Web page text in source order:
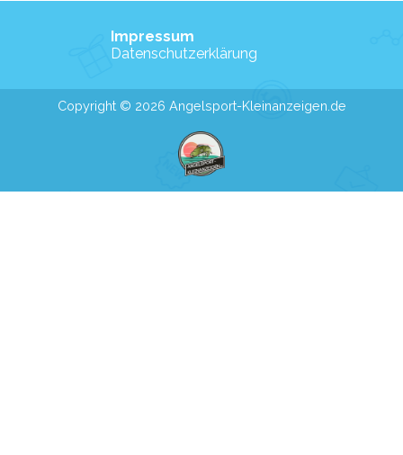
Impressum
Datenschutzerklärung
Copyright © 2026 Angelsport-Kleinanzeigen.de